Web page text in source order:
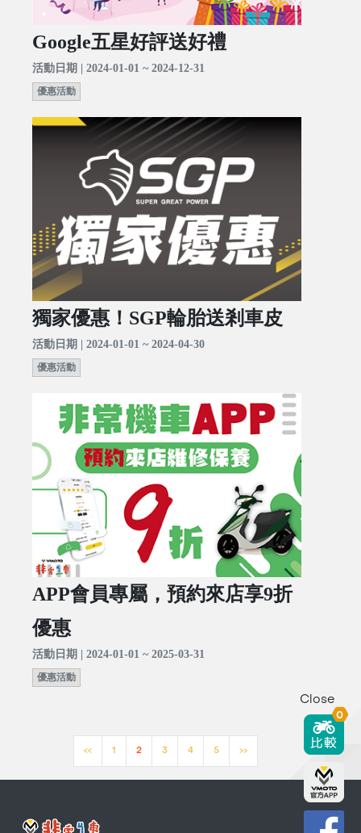
Google五星好評送好禮
活動日期 | 2024-01-01 ~ 2024-12-31
優惠活動
獨家優惠！SGP輪胎送剎車皮
活動日期 | 2024-01-01 ~ 2024-04-30
優惠活動
APP會員專屬，預約來店享9折
優惠
活動日期 | 2024-01-01 ~ 2025-03-31
優惠活動
<< 1 2 3 4 5 >>
Close
0